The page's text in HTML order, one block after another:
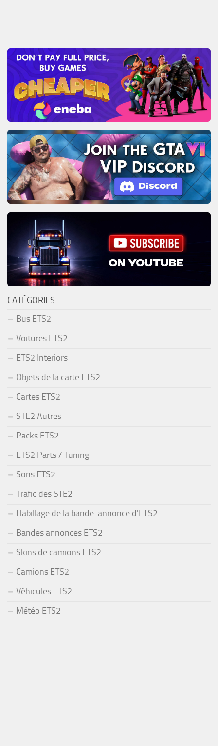
CATÉGORIES
Bus ETS2
Voitures ETS2
ETS2 Interiors
Objets de la carte ETS2
Cartes ETS2
STE2 Autres
Packs ETS2
ETS2 Parts / Tuning
Sons ETS2
Trafic des STE2
Habillage de la bande-annonce d'ETS2
Bandes annonces ETS2
Skins de camions ETS2
Camions ETS2
Véhicules ETS2
Météo ETS2